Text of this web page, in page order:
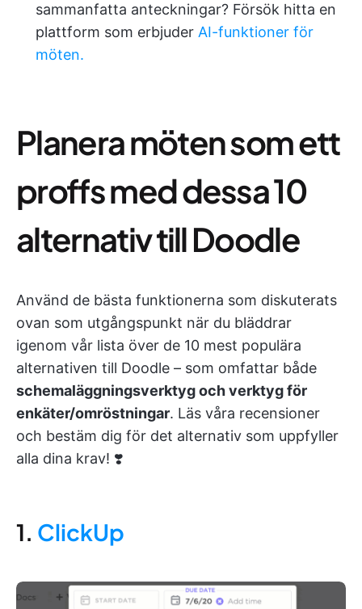
sammanfatta anteckningar? Försök hitta en
plattform som erbjuder AI-funktioner för
möten.
Planera möten som ett
proffs med dessa 10
alternativ till Doodle
Använd de bästa funktionerna som diskuterats
ovan som utgångspunkt när du bläddrar
igenom vår lista över de 10 mest populära
alternativen till Doodle – som omfattar både
schemaläggningsverktyg och verktyg för
enkäter/omröstningar. Läs våra recensioner
och bestäm dig för det alternativ som uppfyller
alla dina krav! ❣️
1. ClickUp